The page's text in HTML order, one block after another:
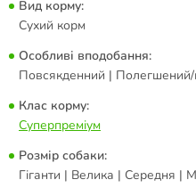
Вид корму:
Сухий корм
Особливі вподобання:
Повсякденний | Полегшений/
Клас корму:
Суперпреміум
Розмір собаки:
Гіганти | Велика | Середня |